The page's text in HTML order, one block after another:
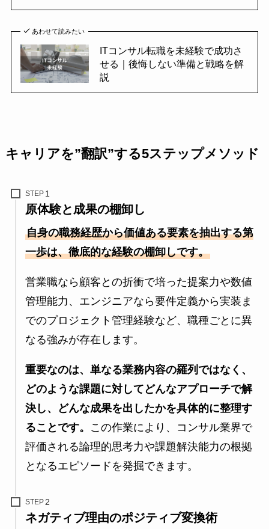
あわせて読みたい
ITコンサル転職を未経験で成功さ
せる｜後悔しない準備と戦略を解
説
キャリアを”翻訳”する5ステップメソッド
STEP
原体験と成果の棚卸し
自身の職務経歴から価値ある要素を抽出する第
一歩は、徹底的な経験の棚卸しです。
営業職なら顧客との折衝で培った提案力や数値
管理能力、エンジニアなら要件定義から実装ま
でのプロジェクト管理経験など、職種ごとに異
なる強みが存在します。
重要なのは、単なる業務内容の羅列ではなく、
どのような課題に対してどんなアプローチで解
決し、どんな成果を出したかを具体的に整理す
ることです。
この作業により、コンサル業界で
評価される論理的思考力や課題解決能力の根拠
となるエピソードを発掘できます。
STEP
ネガティブ理由のポジティブ変換術